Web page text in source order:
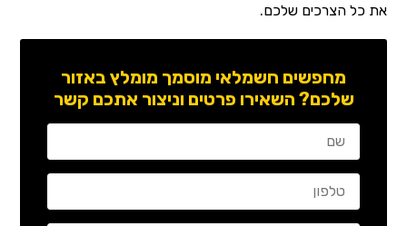
את כל הצרכים שלכם.
מחפשים חשמלאי מוסמך מומלץ באזור
שלכם? השאירו פרטים וניצור אתכם קשר